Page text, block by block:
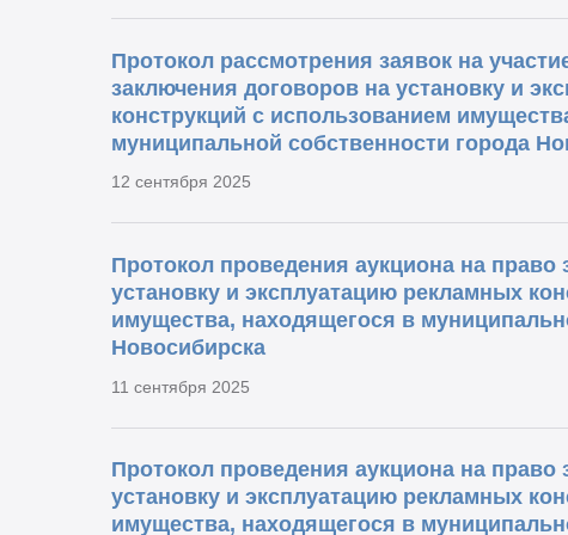
Протокол рассмотрения заявок на
заключения договоров на установку и
конструкций с использованием
муниципальной собственности города
12 сентября 2025
Протокол проведения аукциона на право
установку и эксплуатацию рекламных
имущества, находящегося в
Новосибирска
11 сентября 2025
Протокол проведения аукциона на право
установку и эксплуатацию рекламных
имущества, находящегося в